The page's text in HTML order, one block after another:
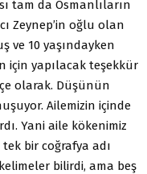
tam da Osmanlıların
Zeynep’in oğlu olan
ve 10 yaşındayken
yapılacak teşekkür
olarak. Düşünün
Ailemizin içinde
Yani aile kökenimiz
bir coğrafya adı
bilirdi, ama beş